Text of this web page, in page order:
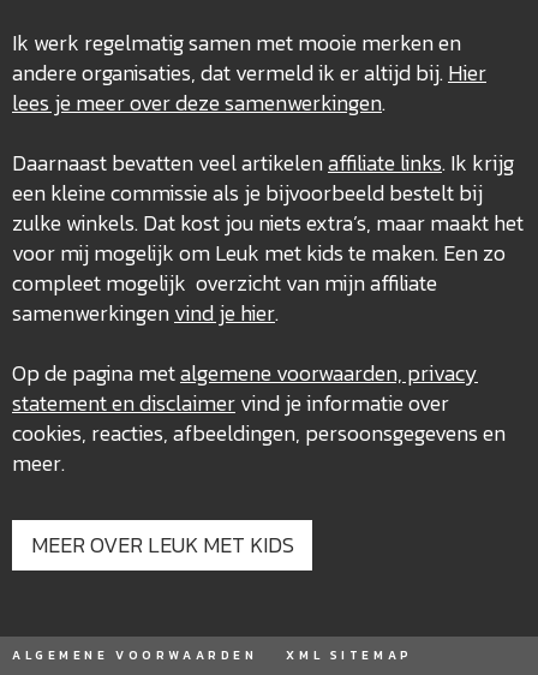
Ik werk regelmatig samen met mooie merken en
andere organisaties, dat vermeld ik er altijd bij.Hier
lees je meer over dezesamenwerkingen.
Daarnaast bevatten veel artikelenaffiliate links. Ik krijg
een kleine commissie als je bijvoorbeeld bestelt bij
zulke winkels. Dat kost jou niets extra’s, maar maakt het
voor mij mogelijk om Leuk met kids te maken. Een zo
compleet mogelijk overzicht van mijn affiliate
samenwerkingenvind je hier.
Op de pagina metalgemene voorwaarden, privacy
statement en disclaimervind je informatie over
cookies, reacties, afbeeldingen, persoonsgegevens en
meer.
MEER OVER LEUK MET KIDS
ALGEMENE VOORWAARDEN XML SITEMAP